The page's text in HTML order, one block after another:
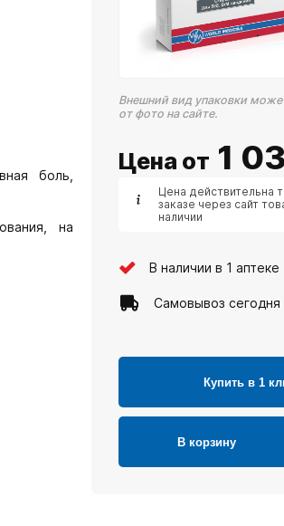
боль,
на
Внешний вид упаковки
от фото на сайте.
Цена от 1
Цена действительна
заказе через сайт
наличии
В наличии в 1 аптеке
Самовывоз сегодня
Купить в 1
В корзину